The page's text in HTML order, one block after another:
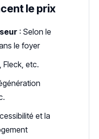
le prix
: Selon le
le foyer
Fleck, etc.
et la